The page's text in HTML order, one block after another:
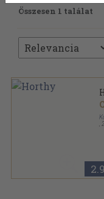
Összesen 1 találat